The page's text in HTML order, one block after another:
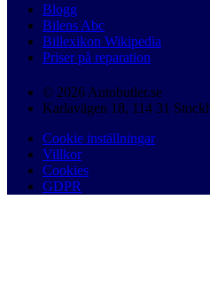
Blogg
Bilens Abc
Billexikon Wikipedia
Priser på reparation
© 2026 Autobutler.se
Karlavägen 18, 114 31
Cookie inställningar
Villkor
Cookies
GDPR